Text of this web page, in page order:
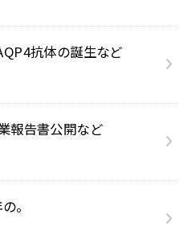
抗体の誕生など
報告書公開など
。